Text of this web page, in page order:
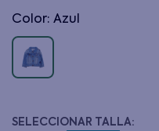
Color: azul